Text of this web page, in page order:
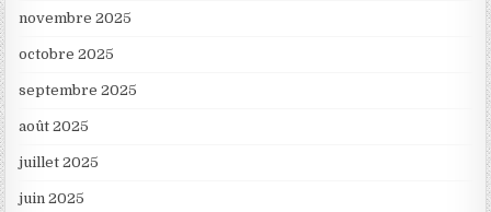
novembre 2025
octobre 2025
septembre 2025
août 2025
juillet 2025
juin 2025